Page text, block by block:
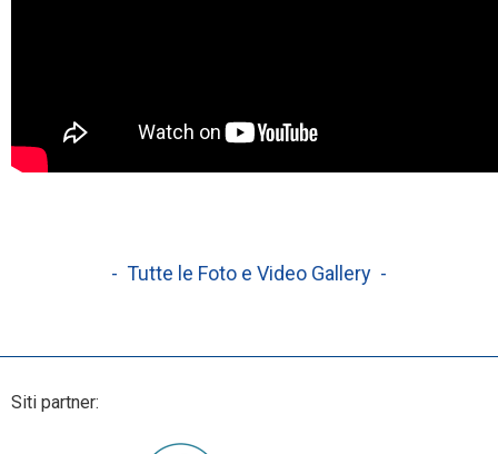
- Tutte le Foto e Video Gallery -
Siti partner: